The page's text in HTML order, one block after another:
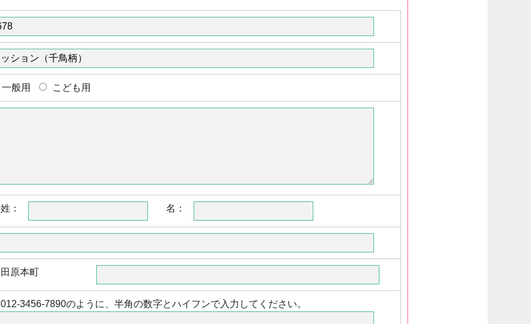
一般用 こども用
姓： 名：
田原本町
012-3456-7890のように、半角の数字とハイフンで入力してください。